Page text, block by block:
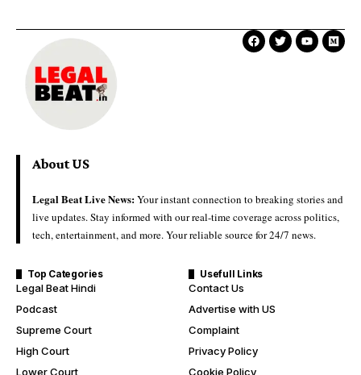
About US
Legal Beat Live News:Your instant connection to breaking stories and
live updates. Stay informed with our real-time coverage across politics,
tech, entertainment, and more. Your reliable source for 24/7 news.
Top Categories
Legal Beat Hindi
Podcast
Supreme Court
High Court
Lower Court
Usefull Links
Contact Us
Advertise with US
Complaint
Privacy Policy
Cookie Policy